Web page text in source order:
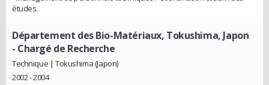
études.
Département des Bio-Matériaux, Tokushima, Japon
- Chargé de Recherche
Technique | Tokushima (Japon)
2002 - 2004